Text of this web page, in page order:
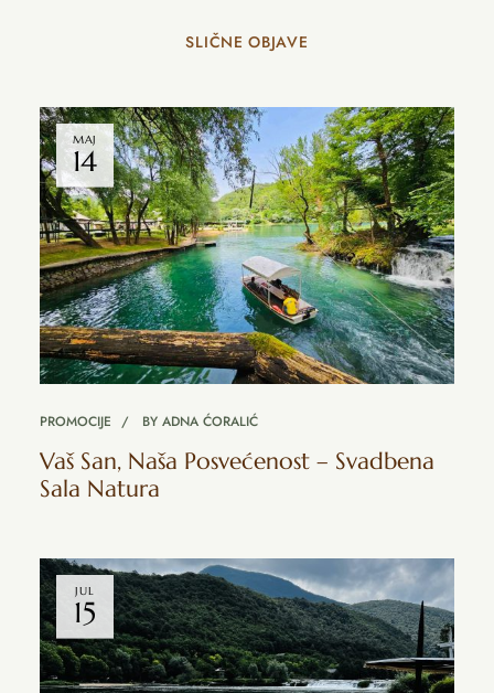
SLIČNE OBJAVE
MAJ
14
PROMOCIJE BY ADNA ĆORALIĆ
Vaš San, Naša Posvećenost – Svadbena
Sala Natura
JUL
15